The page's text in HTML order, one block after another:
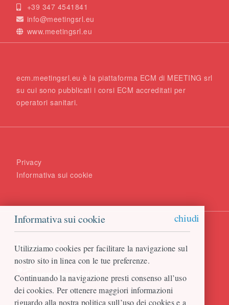
Informativa sui cookie chiudi
Utilizziamo cookies per facilitare la navigazione sul
nostro sito in linea con le tue preferenze.
Continuando la navigazione presti consenso all’uso
dei cookies. Per ottenere maggiori informazioni
riguardo alla nostra politica sull’uso dei cookies e a
+39 347 4541841
info@meetingsrl.eu
www.meetingsrl.eu
ecm.meetingsrl.eu è la piattaforma ECM di MEETING srl
su cui sono pubblicati i corsi ECM accreditati per
operatori sanitari.
Privacy
Informativa sui cookie
Engineered by